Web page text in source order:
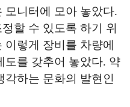
모니터에 모아 놓았다.
할 수 있도록 하기 위
렇게 장비를 차량에
도를 갖추어 놓았다. 약
각하는 문화의 발현인